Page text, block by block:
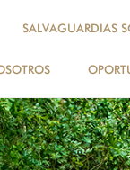
SALVAGUARDIAS